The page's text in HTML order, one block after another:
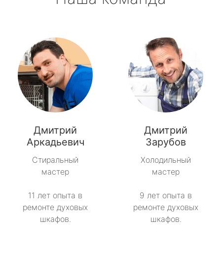
Дмитрий
Аркадьевич
Стиральный
мастер
11 лет опыта в
ремонте духовых
шкафов.
Дмитрий
Зарубов
Холодильный
мастер
9 лет опыта в
ремонте духовых
шкафов.